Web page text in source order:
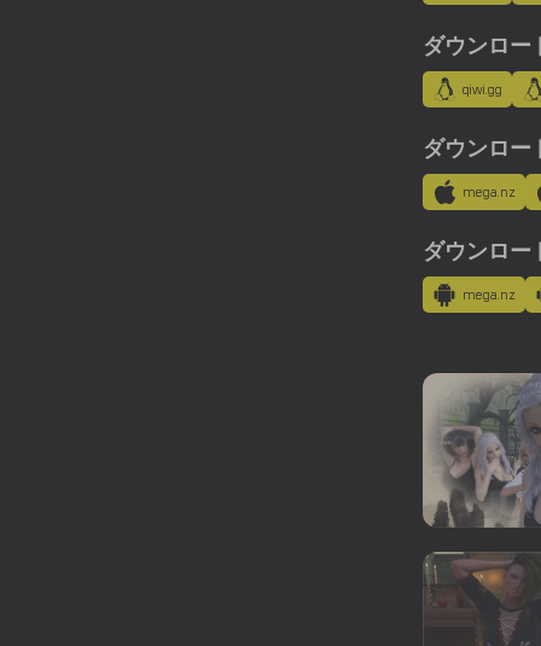
ダウンロー
qiwi.gg
ダウンロー
mega.nz
ダウンロー
mega.nz